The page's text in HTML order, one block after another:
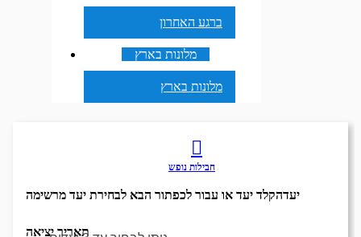
ברגע האחרון
מלונות בארץ
מלונות בארץ
חבילות נופש
יעדהקלד יעד או עבור לכפתור הבא לבחירת יעד מרשימה
תאריך יציאה